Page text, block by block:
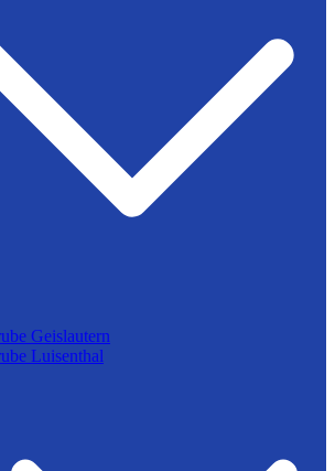
Geislautern
Luisenthal